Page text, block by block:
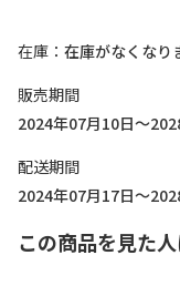
在庫
在庫がなくなり
販売期間
2024年07月10日～
配送期間
2024年07月17日～
この商品を見た